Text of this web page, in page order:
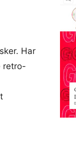
Har
retro-